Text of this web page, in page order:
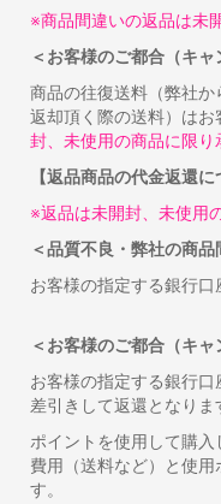
※商品間違いの返品は未
＜お客様のご都合（キ
商品の往復送料（弊社
返却頂く際の送料）は
封、未使用の商品に限り
【返品商品の代金返還に
※返品は未開封、未使用
＜品質不良・弊社の商品
お客様の指定する銀行口
＜お客様のご都合（キ
お客様の指定する銀行
差引きして返
ポイントを使用して購
費用（送料など）と使
す。